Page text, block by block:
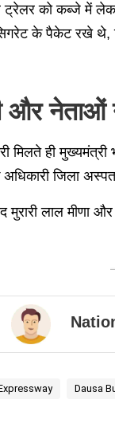
को कब्जे में लेकर
के पैकेट रखे थे,
और नेताओं
मिलते ही
जिला
मुरारी लाल मीणा
Dausa